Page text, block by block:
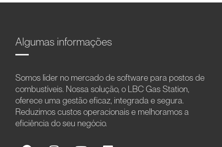
Algumas informações
Somos líder no mercado de software para postos de
combustíveis. Nossa solução, o LBC Gas Station,
oferece uma gestão eficaz, integrada e segura.
Reduzimos custos operacionais e melhoramos a
eficiência do seu negócio.